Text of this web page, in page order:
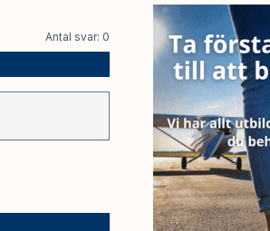
Antal svar: 0